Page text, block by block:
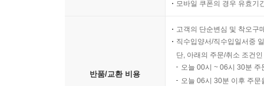
모바일 쿠폰의 경우 유효기
반품/교환 비용
고객의 단순변심 및 착오구
직수입양서/직수입일서중
단, 아래의 주문/취소 조건
오늘 00시 ~ 06시 30분
오늘 06시 30분 이후 주